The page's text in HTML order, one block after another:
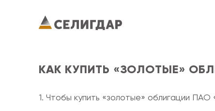
КАК КУПИТЬ «ЗОЛОТЫЕ»
1. Чтобы купить «золотые» облигации